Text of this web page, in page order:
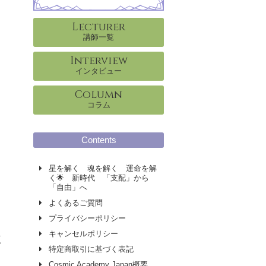
Lecturer
講師一覧
Interview
インタビュー
Column
コラム
Contents
星を解く 魂を解く 運命を解
く🌟 新時代 「支配」から
「自由」へ
よくあるご質問
プライバシーポリシー
キャンセルポリシー
特定商取引に基づく表記